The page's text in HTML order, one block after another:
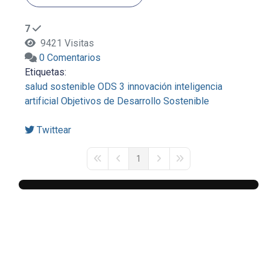
7
9421 Visitas
0 Comentarios
Etiquetas:
salud sostenible ODS 3 innovación inteligencia
artificial Objetivos de Desarrollo Sostenible
Twittear
First PagePrevious Page
1
Next PageLast Page